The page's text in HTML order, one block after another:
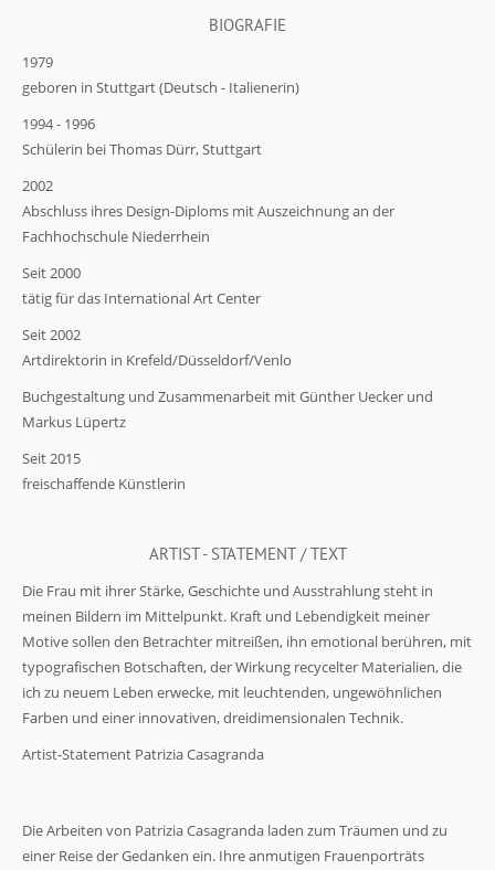
BIOGRAFIE
1979
geboren in Stuttgart (Deutsch - Italienerin)
1994 - 1996
Schülerin bei Thomas Dürr, Stuttgart
2002
Abschluss ihres Design-Diploms mit Auszeichnung an der
Fachhochschule Niederrhein
Seit 2000
tätig für das International Art Center
Seit 2002
Artdirektorin in Krefeld/Düsseldorf/Venlo
Buchgestaltung und Zusammenarbeit mit Günther Uecker und
Markus Lüpertz
Seit 2015
freischaffende Künstlerin
ARTIST - STATEMENT / TEXT
Die Frau mit ihrer Stärke, Geschichte und Ausstrahlung steht in
meinen Bildern im Mittelpunkt. Kraft und Lebendigkeit meiner
Motive sollen den Betrachter mitreißen, ihn emotional berühren, mit
typografischen Botschaften, der Wirkung recycelter Materialien, die
ich zu neuem Leben erwecke, mit leuchtenden, ungewöhnlichen
Farben und einer innovativen, dreidimensionalen Technik.
Artist-Statement Patrizia Casagranda
Die Arbeiten von Patrizia Casagranda laden zum Träumen und zu
einer Reise der Gedanken ein. Ihre anmutigen Frauenporträts